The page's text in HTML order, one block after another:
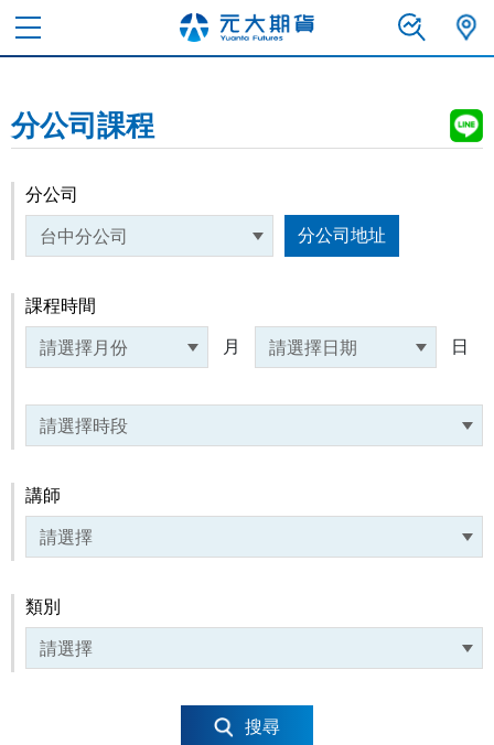
分公司課程
分公司
分公司地址
課程時間
月 日
講師
類別
搜尋